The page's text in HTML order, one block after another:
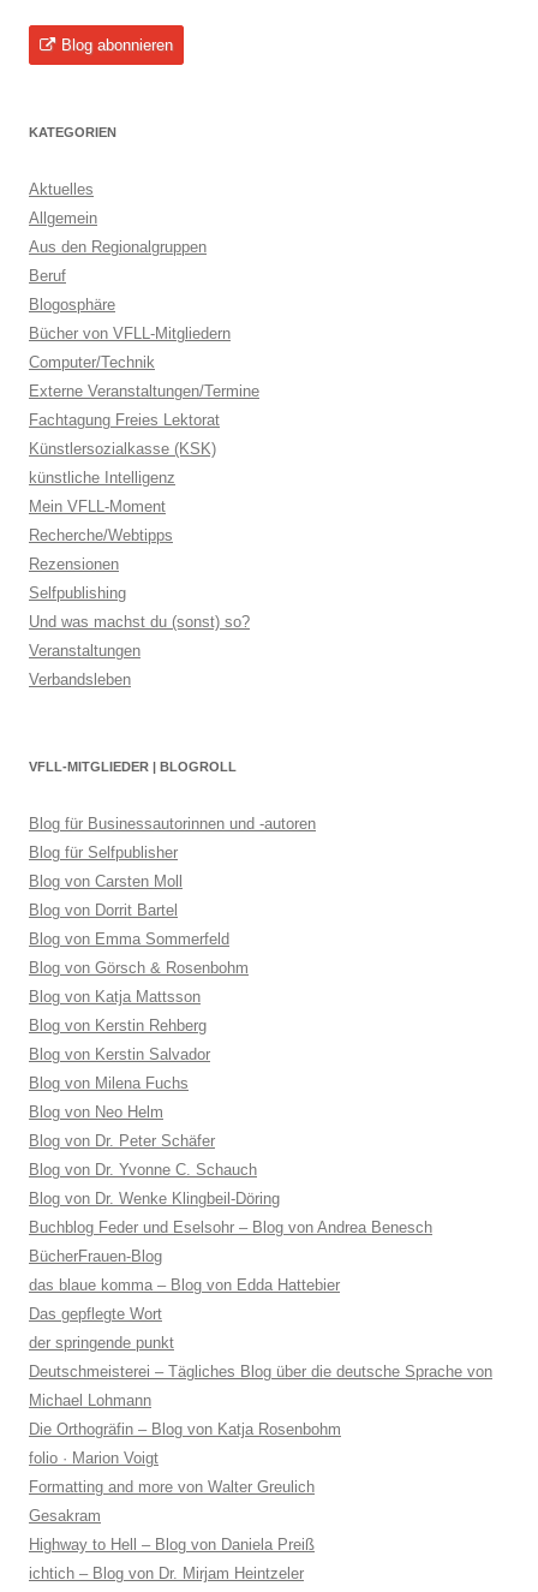
Blog abonnieren
KATEGORIEN
Aktuelles
Allgemein
Aus den Regionalgruppen
Beruf
Blogosphäre
Bücher von VFLL-Mitgliedern
Computer/Technik
Externe Veranstaltungen/Termine
Fachtagung Freies Lektorat
Künstlersozialkasse (KSK)
künstliche Intelligenz
Mein VFLL-Moment
Recherche/Webtipps
Rezensionen
Selfpublishing
Und was machst du (sonst) so?
Veranstaltungen
Verbandsleben
VFLL-MITGLIEDER | BLOGROLL
Blog für Businessautorinnen und -autoren
Blog für Selfpublisher
Blog von Carsten Moll
Blog von Dorrit Bartel
Blog von Emma Sommerfeld
Blog von Görsch & Rosenbohm
Blog von Katja Mattsson
Blog von Kerstin Rehberg
Blog von Kerstin Salvador
Blog von Milena Fuchs
Blog von Neo Helm
Blog von Dr. Peter Schäfer
Blog von Dr. Yvonne C. Schauch
Blog von Dr. Wenke Klingbeil-Döring
Buchblog Feder und Eselsohr – Blog von Andrea Benesch
BücherFrauen-Blog
das blaue komma – Blog von Edda Hattebier
Das gepflegte Wort
der springende punkt
Deutschmeisterei – Tägliches Blog über die deutsche Sprache von
Michael Lohmann
Die Orthogräfin – Blog von Katja Rosenbohm
folio · Marion Voigt
Formatting and more von Walter Greulich
Gesakram
Highway to Hell – Blog von Daniela Preiß
ichtich – Blog von Dr. Mirjam Heintzeler